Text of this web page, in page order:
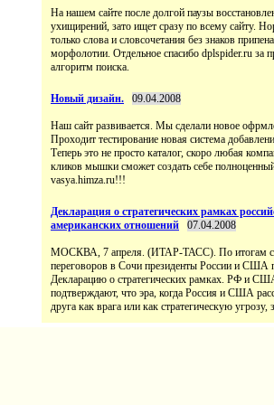
На нашем сайте после долгой паузы
ухищирений, зато ищет сразу по всему сайту.
только слова и словсочетания без знаков
морфолотии. Отдельное спасибо dplspider.ru за
алгоритм поиска.
Новый дизайн. 09.04.2008
Наш сайт развивается. Мы сделали новое
Проходит тестирование новая система
Теперь это не просто каталог, скоро любая
кликов мышки сможет создать себе
vasya.himza.ru!!!
Декларация о стратегических рамках
американских отношений
07.04.2008
МОСКВА, 7 апреля. (ИТАР-ТАСС). По итогам
переговоров в Сочи президенты России и США
Декларацию о стратегических рамках. РФ и
подтверждают, что эра, когда Россия и США
друга как врага или как стратегическую угрозу,